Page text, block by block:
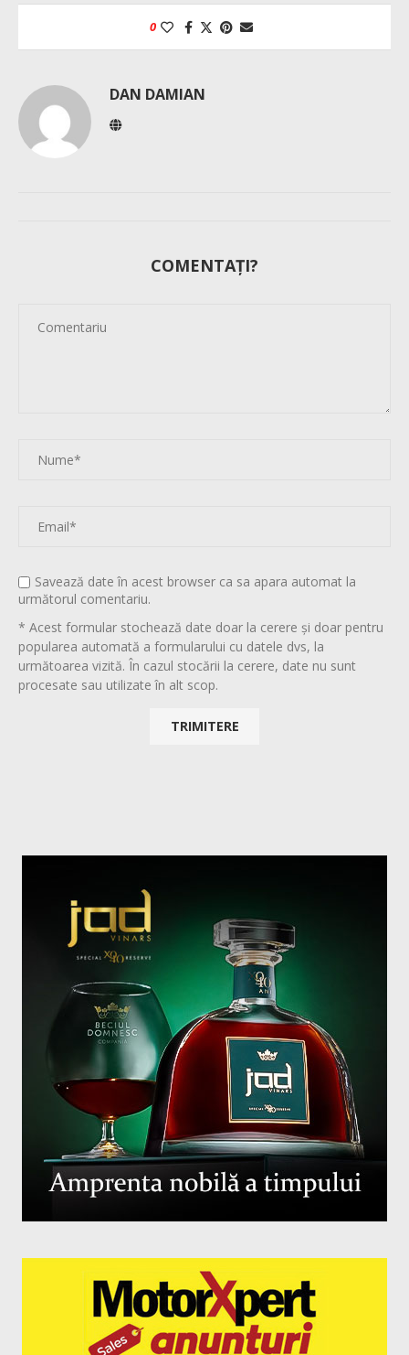
0
DAN DAMIAN
COMENTAȚI?
Savează date în acest browser ca sa apara automat la
următorul comentariu.
* Acest formular stochează date doar la cerere și doar pentru
popularea automată a formularului cu datele dvs, la
următoarea vizită. În cazul stocării la cerere, date nu sunt
procesate sau utilizate în alt scop.